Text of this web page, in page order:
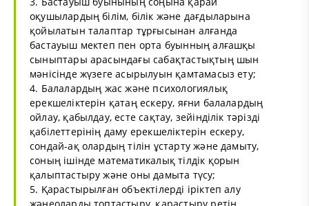
оқушылардың білім, білік және дағдыларына
қойылатын талаптар тұрғысынан алғанда
бастауыш мектеп пен орта буынның алғашқы
сыныптары арасындағы сабақтастықтың шын
мәнісінде жүзеге асырылуын қамтамасыз ету;
4. Балалардың жас және психологиялық
ерекшеліктерін қатаң ескеру, яғни балалардың
ойлау, қабылдау, есте сақтау, зейінділік тәрізді
қабілеттерінің даму ерекшеліктерін ескеру,
сондай-ақ олардың тілін ұстарту және дамыту,
соның ішінде математикалық тілдік қорын
қалыптастыру және оны дамыта түсу;
5. Қарастырылған объектілерді іріктеп алу
жәнеоларды топтастыру, қарастыру ретін